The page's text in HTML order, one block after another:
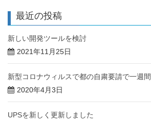
最近の投稿
新しい開発ツールを検討
2021年11月25日
新型コロナウィルスで都の自粛要請で一週間
2020年4月3日
UPSを新しく更新しました